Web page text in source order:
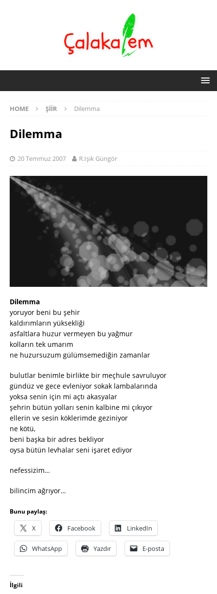
HOME ŞIIR Dilemma
Dilemma
20 Temmuz 2007 R.Işık Güngör
Dilemma
yoruyor beni bu şehir
kaldırımların yüksekliği
asfaltlara huzur vermeyen bu yağmur
kolların tek umarım
ne huzursuzum gülümsemediğin zamanlar
bulutlar benimle birlikte bir meçhule savruluyor
gündüz ve gece evleniyor sokak lambalarında
yoksa senin için mi açtı akasyalar
şehrin bütün yolları senin kalbine mi çıkıyor
ellerin ve sesin köklerimde geziniyor
ne kötü,
beni başka bir adres bekliyor
oysa bütün levhalar seni işaret ediyor
nefessizim…
bilincim ağrıyor…
Bunu paylaş:
X Facebook LinkedIn
WhatsApp Yazdır E-posta
İlgili